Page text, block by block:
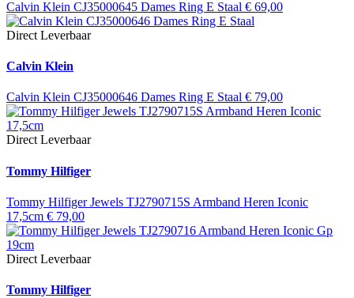
Calvin Klein CJ35000645 Dames Ring E Staal € 69,00
Direct Leverbaar
Calvin Klein
Calvin Klein CJ35000646 Dames Ring E Staal € 79,00
Direct Leverbaar
Tommy Hilfiger
Tommy Hilfiger Jewels TJ2790715S Armband Heren Iconic
17,5cm € 79,00
Direct Leverbaar
Tommy Hilfiger